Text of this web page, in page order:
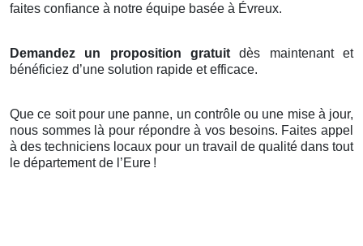
faites confiance à notre équipe basée à Évreux.
Demandez un proposition gratuit dès maintenant et
bénéficiez d’une solution rapide et efficace.
Que ce soit pour une panne, un contrôle ou une mise à jour,
nous sommes là pour répondre à vos besoins. Faites appel
à des techniciens locaux pour un travail de qualité dans tout
le département de l’Eure !